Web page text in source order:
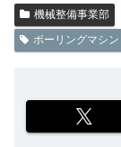
機械整備事業部
ボーリングマシン